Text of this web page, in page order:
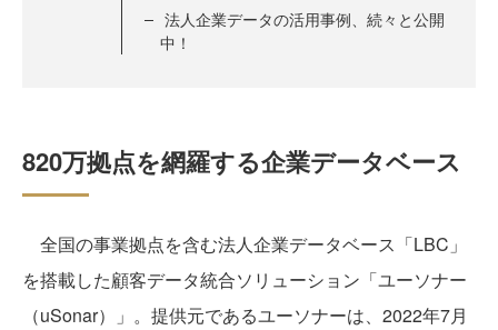
法人企業データの活用事例、続々と公開
中！
820万拠点を網羅する企業データベース
全国の事業拠点を含む法人企業データベース「LBC」
を搭載した顧客データ統合ソリューション「ユーソナー
（uSonar）」。提供元であるユーソナーは、2022年7月